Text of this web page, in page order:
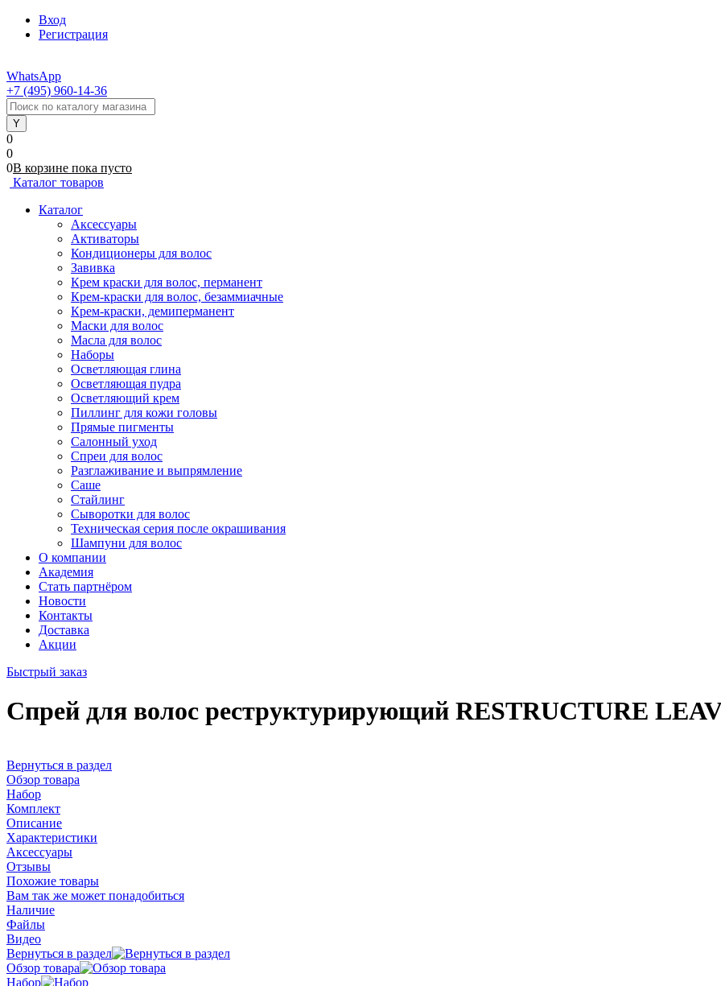
Вход
Регистрация
WhatsApp
+7 (495) 960-14-36
0
0
0В корзине пока пусто
Каталог товаров
Каталог
Аксессуары
Активаторы
Кондиционеры для волос
Завивка
Крем краски для волос, перманент
Крем-краски для волос, безаммиачные
Крем-краски, демиперманент
Маски для волос
Масла для волос
Наборы
Осветляющая глина
Осветляющая пудра
Осветляющий крем
Пиллинг для кожи головы
Прямые пигменты
Салонный уход
Спреи для волос
Разглаживание и выпрямление
Саше
Стайлинг
Сыворотки для волос
Техническая серия после окрашивания
Шампуни для волос
О компании
Академия
Стать партнёром
Новости
Контакты
Доставка
Акции
Быстрый заказ
Спрей для волос реструктурирующий RESTRUCTURE
Вернуться в раздел
Обзор товара
Набор
Комплект
Описание
Характеристики
Аксессуары
Отзывы
Похожие товары
Вам так же может понадобиться
Наличие
Файлы
Видео
Вернуться в раздел
Обзор товара
Набор